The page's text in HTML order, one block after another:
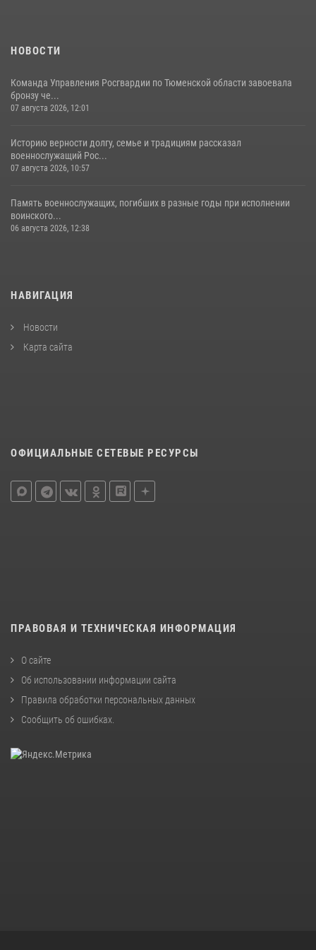
НОВОСТИ
Команда Управления Росгвардии по Тюменской области завоевала
бронзу че...
07 августа 2026, 12:01
Историю верности долгу, семье и традициям рассказал
военнослужащий Рос...
07 августа 2026, 10:57
Память военнослужащих, погибших в разные годы при исполнении
воинского...
06 августа 2026, 12:38
НАВИГАЦИЯ
Новости
Карта сайта
ОФИЦИАЛЬНЫЕ СЕТЕВЫЕ РЕСУРСЫ
ПРАВОВАЯ И ТЕХНИЧЕСКАЯ ИНФОРМАЦИЯ
О сайте
Об использовании информации сайта
Правила обработки персональных данных
Сообщить об ошибках